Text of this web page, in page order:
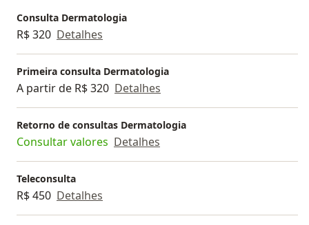
Consulta Dermatologia
R$ 320 Detalhes
Primeira consulta Dermatologia
A partir de R$ 320 Detalhes
Retorno de consultas Dermatologia
Consultar valores Detalhes
Teleconsulta
R$ 450 Detalhes